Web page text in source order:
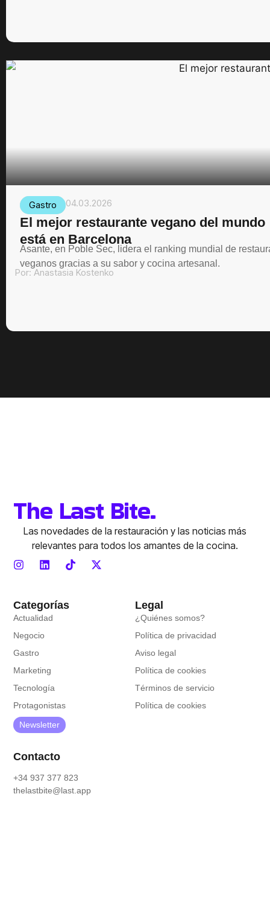
Gastro 04.03.2026
El mejor restaurante vegano del mundo
está en Barcelona
Asante, en Poble Sec, lidera el ranking mundial de
veganos gracias a su sabor y cocina artesanal.
Por:Anastasia Kostenko
The Last Bite.
Las novedades de la restauración y las noticias más
relevantes para todos los amantes de la cocina.
Categorías
Actualidad
Negocio
Gastro
Marketing
Tecnología
Protagonistas
Newsletter
Legal
¿Quiénes somos?
Política de privacidad
Aviso legal
Política de cookies
Términos de servicio
Política de cookies
Contacto
+34 937 377 823
thelastbite@last.app